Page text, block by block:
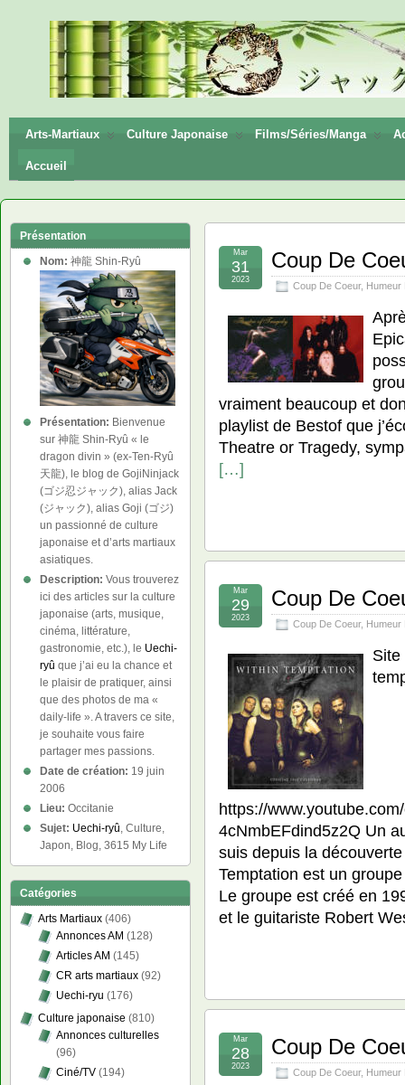
神龍
Shin-
Ryū
Arts-Martiaux Culture Japonaise Films/Séries/Manga
Accueil
Coup De
Coup De Coeur, Humeur
Mar
31
2023
vraiment beaucoup et
playlist de Bestof que
Theatre or Tragedy,
[…]
Coup De
Coup De Coeur, Humeur
Mar
29
2023
Site
https://
4cNmbEFdind5z2Q Un
suis depuis la
Temptation est un
Le groupe est créé en
et le guitariste Robert
Coup De
Coup De Coeur, Humeur
Mar
28
2023
Présentation
Nom: 神龍 Shin-Ryû
Présentation: Bienvenue
sur 神龍 Shin-Ryû « le
dragon divin » (ex-Ten-Ryû
天龍), le blog de GojiNinjack
(ゴジ忍ジャック), alias Jack
(ジャック), alias Goji (ゴジ)
un passionné de culture
japonaise et d’arts martiaux
asiatiques.
Description: Vous trouverez
ici des articles sur la culture
japonaise (arts, musique,
cinéma, littérature,
gastronomie, etc.), le Uechi-
ryû que j’ai eu la chance et
le plaisir de pratiquer, ainsi
que des photos de ma «
daily-life ». A travers ce site,
je souhaite vous faire
partager mes passions.
Date de création: 19 juin
2006
Lieu: Occitanie
Sujet: Uechi-ryû, Culture,
Japon, Blog, 3615 My Life
Catégories
Arts Martiaux (406)
Annonces AM (128)
Articles AM (145)
CR arts martiaux (92)
Uechi-ryu (176)
Culture japonaise (810)
Annonces culturelles
(96)
Ciné/TV (194)